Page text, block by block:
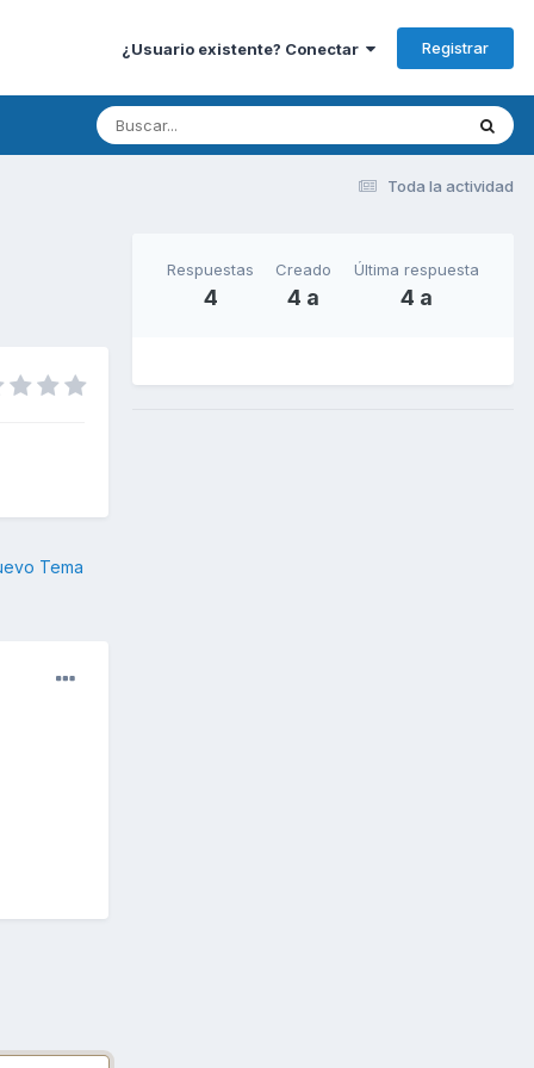
¿Usuario existente? Conectar Registrar
Toda la actividad
Tema
Respuestas
4
Creado
4 a
Última respuesta
4 a